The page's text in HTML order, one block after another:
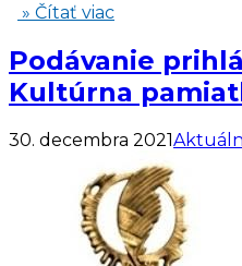
» Čítať viac
Podávanie
Kultúrna
30. decembra 2021